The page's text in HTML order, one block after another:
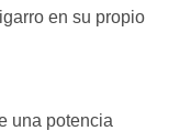
en su propio
una potencia